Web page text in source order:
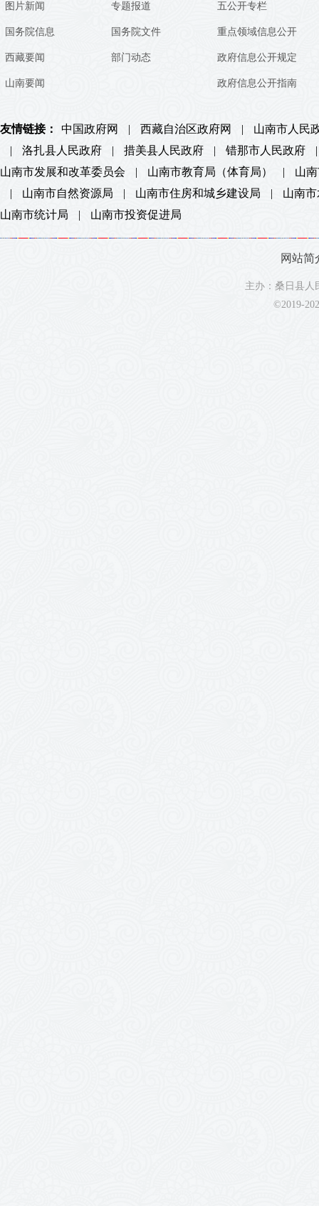
图片新闻
国务院信息
西藏要闻
山南要闻
专题报道
国务院文件
部门动态
五公开专栏
重点领域信息公开
政府信息公开规定
政府信息公开指南
友情链接： 中国政府网 | 西藏自治区政府网 |
山南市人民
|
洛扎县人民政府 | 措美县人民政府 | 错那市人民政府
|
山南市发展和改革委员会
| 山南市教育局（体育局） |
山
|
山南市自然资源局 | 山南市住房和城乡建设局 |
山南
山南市统计局
| 山南市投资促进局
网站简
主办：桑日县
©2019-